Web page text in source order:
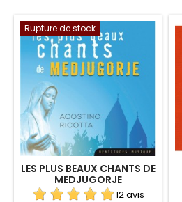
Rupture de stock
LES PLUS BEAUX CHANTS DE
MEDJUGORJE
12 avis